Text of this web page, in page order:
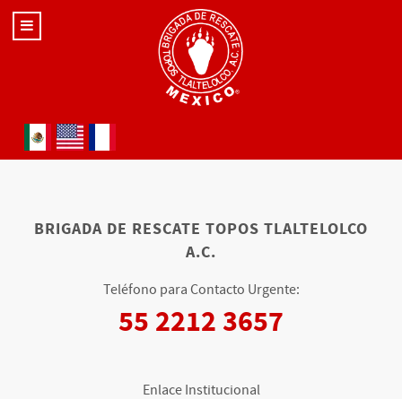
Seleccione su idioma
BRIGADA DE RESCATE TOPOS TLALTELOLCO
A.C.
Teléfono para Contacto Urgente:
55 2212 3657
Enlace Institucional